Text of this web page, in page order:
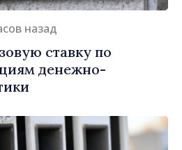
назад
ставку по
денежно-